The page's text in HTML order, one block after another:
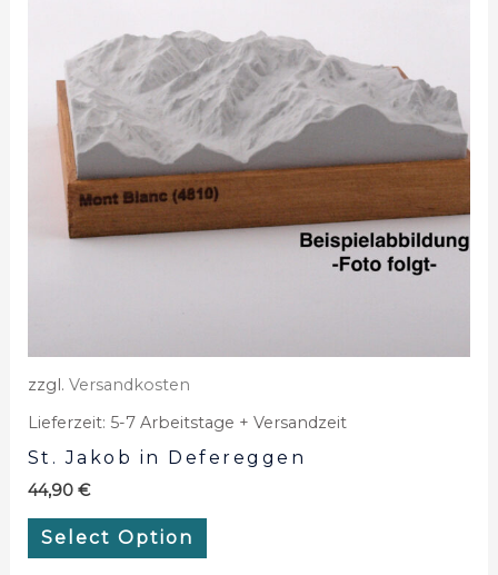
zzgl. Versandkosten
Lieferzeit: 5-7 Arbeitstage + Versandzeit
St. Jakob in Defereggen
44,90 €
Select Option